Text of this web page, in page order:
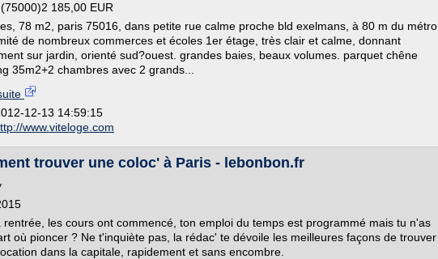
185,00 EUR
78 m2, paris 75016, dans petite rue calme proche bld exelmans, à 80 m du métro,
de nombreux commerces et écoles 1er étage, très clair et calme, donnant
sur jardin, orienté sud?ouest. grandes baies, beaux volumes. parquet chêne
35m2+2 chambres avec 2 grands...
12-13 14:59:15
www.viteloge.com
trouver une coloc' à Paris - lebonbon.fr
rentrée, les cours ont commencé, ton emploi du temps est programmé mais tu n'as
où pioncer ? Ne t'inquiète pas, la rédac' te dévoile les meilleures façons de trouver
dans la capitale, rapidement et sans encombre.